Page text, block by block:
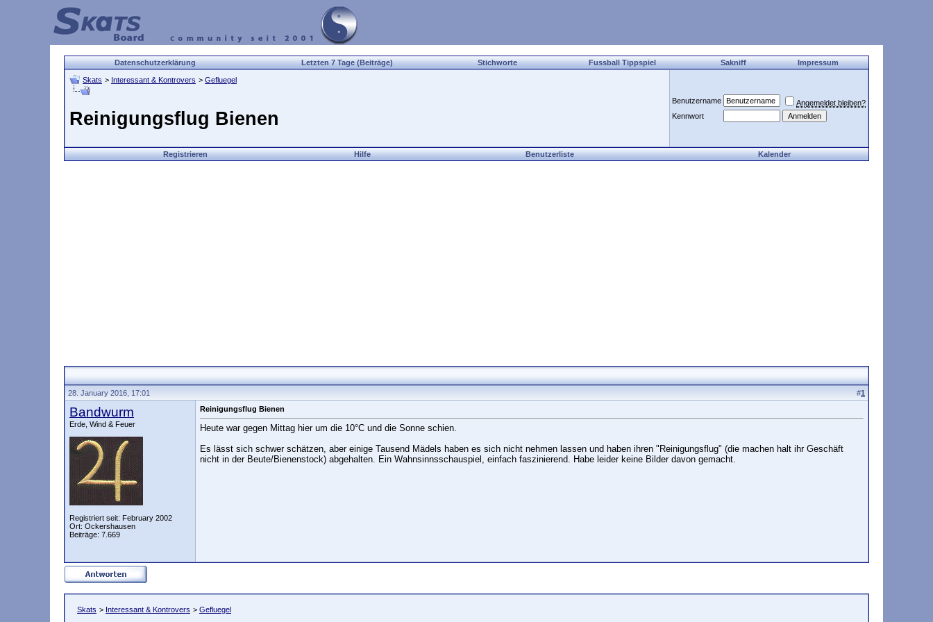
Datenschutzerklärung Letzten 7 Tage (Beiträge) Stichworte Fussball Tippspiel Sakniff Impressum
Skats > Interessant & Kontrovers > Gefluegel
Reinigungsflug Bienen
Benutzername
Angemeldet bleiben?
Kennwort
Registrieren Hilfe Benutzerliste Kalender
28. January 2016, 17:01 #1
Bandwurm
Erde, Wind & Feuer
Registriert seit: February 2002
Ort: Ockershausen
Beiträge: 7.669
Reinigungsflug Bienen
Heute war gegen Mittag hier um die 10°C und die Sonne schien.
Es lässt sich schwer schätzen, aber einige Tausend Mädels haben es sich nicht nehmen lassen und haben ihren "Reinigungsflug" (die machen halt ihr Geschäft
nicht in der Beute/Bienenstock) abgehalten. Ein Wahnsinnsschauspiel, einfach faszinierend. Habe leider keine Bilder davon gemacht.
Skats > Interessant & Kontrovers > Gefluegel